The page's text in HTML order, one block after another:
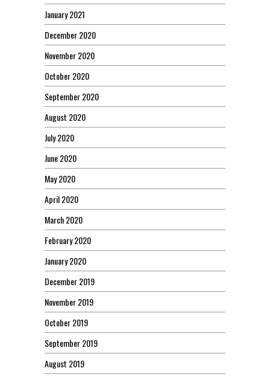
January 2021
December 2020
November 2020
October 2020
September 2020
August 2020
July 2020
June 2020
May 2020
April 2020
March 2020
February 2020
January 2020
December 2019
November 2019
October 2019
September 2019
August 2019